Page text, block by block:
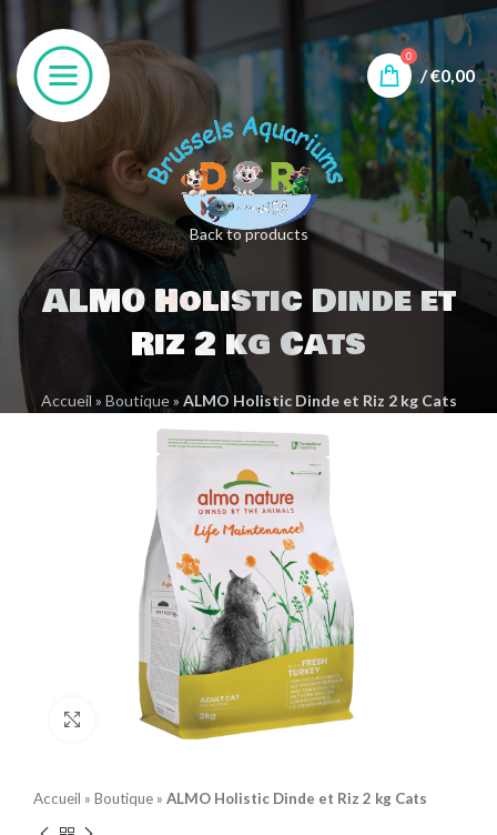
0
/€0,00
Back to products
ALMO Holistic Dinde et
Riz 2 kg Cats
Accueil » Boutique» ALMO Holistic Dinde et Riz 2 kg Cats
Click to enlarge
Accueil » Boutique » ALMO Holistic Dinde et Riz 2 kg Cats